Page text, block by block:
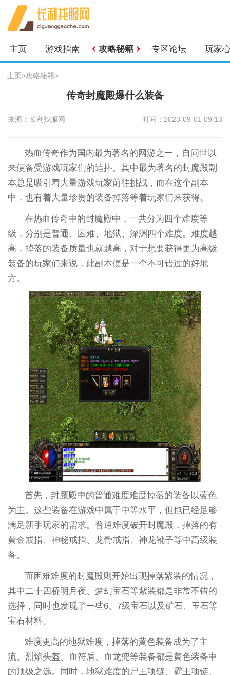
主页 游戏指南 攻略秘籍 专区论坛 玩家
主页>攻略秘籍>
传奇封魔殿爆什么装备
来源：长利找服网 时间：2023-09-01 09:13
热血传奇作为国内最为著名的网游之一，自问世以
来便备受游戏玩家们的追捧。其中最为著名的封魔殿副
本总是吸引着大量游戏玩家前往挑战，而在这个副本
中，也有着大量珍贵的装备掉落等着玩家们来获得。
在热血传奇中的封魔殿中，一共分为四个难度等
级，分别是普通、困难、地狱、深渊四个难度。难度越
高，掉落的装备质量也就越高，对于想要获得更为高级
装备的玩家们来说，此副本便是一个不可错过的好地
方。
首先，封魔殿中的普通难度难度掉落的装备以蓝色
为主。这些装备在游戏中属于中等水平，但也已经足够
满足新手玩家的需求。普通难度破开封魔殿，掉落的有
黄金戒指、神秘戒指、龙骨戒指、神龙靴子等中高级装
备。
而困难难度的封魔殿则开始出现掉落紫装的情况，
其中二十四桥明月夜、梦幻宝石等紫装都是非常不错的
选择，同时也发现了一些6、7级宝石以及矿石、玉石等
宝石材料。
难度更高的地狱难度，掉落的黄色装备成为了主
流。烈焰头盔、血符盾、血龙兜等装备都是黄色装备中
的顶级之选。同时，地狱难度的尸王项链、霸王项链、